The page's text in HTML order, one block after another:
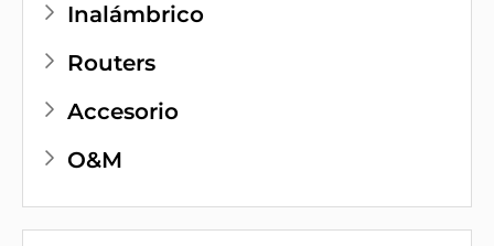
Inalámbrico
Routers
Accesorio
O&M